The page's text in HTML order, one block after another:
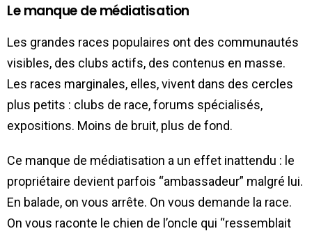
Le manque de médiatisation
Les grandes races populaires ont des communautés
visibles, des clubs actifs, des contenus en masse.
Les races marginales, elles, vivent dans des cercles
plus petits : clubs de race, forums spécialisés,
expositions. Moins de bruit, plus de fond.
Ce manque de médiatisation a un effet inattendu : le
propriétaire devient parfois “ambassadeur” malgré lui.
En balade, on vous arrête. On vous demande la race.
On vous raconte le chien de l’oncle qui “ressemblait